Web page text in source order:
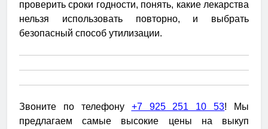
проверить сроки годности, понять, какие лекарства
нельзя использовать повторно, и выбрать
безопасный способ утилизации.
Звоните по телефону +7 925 251 10 53! Мы
предлагаем самые высокие цены на выкуп